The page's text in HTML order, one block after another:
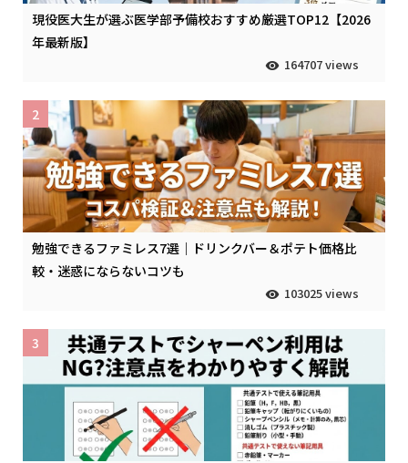
現役医大生が選ぶ医学部予備校おすすめ厳選TOP12【2026
年最新版】
164707 views
勉強できるファミレス7選｜ドリンクバー＆ポテト価格比
較・迷惑にならないコツも
103025 views
2
3